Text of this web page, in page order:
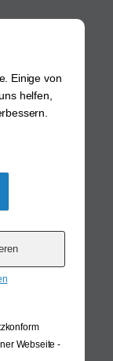
Einige von
helfen,
Webseite -